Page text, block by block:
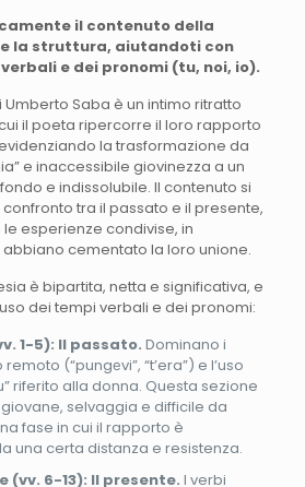
il contenuto della
la struttura, aiutandoti con
e dei pronomi (tu, noi, io).
Umberto Saba è un intimo ritratto
il poeta ripercorre il loro rapporto
la trasformazione da
e inaccessibile giovinezza a un
e indissolubile. Il contenuto si
tra il passato e il presente,
esperienze condivise, in
cementato la loro unione.
è bipartita, netta e significativa, e
dei tempi verbali e dei pronomi:
1-5): Il passato. Dominano i
(“pungеvi”, “t’era”) e l’uso
riferito alla donna. Questa sezione
selvaggia e difficile da
fase in cui il rapporto è
una certa distanza e resistenza.
(vv. 6-13): Il presente. I verbi